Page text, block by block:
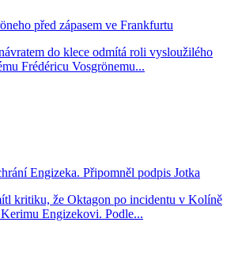
před zápasem ve Frankfurtu
do klece odmítá roli vysloužilého
Frédéricu Vosgrönemu...
Engizeka. Připomněl podpis Jotka
kritiku, že Oktagon po incidentu v Kolíně
Engizekovi. Podle...